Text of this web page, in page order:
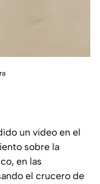
un video en el
sobre la
en las
el crucero de